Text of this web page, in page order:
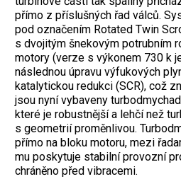
přímo z příslušných řad válců.
pod označením Rotated Twin
s dvojitým šnekovým potrubním
motory (verze s výkonem 730 k
následnou úpravu výfukových
katalytickou redukci (SCR), což
jsou nyní vybaveny
které je robustnější a lehčí než
s geometrií proměnlivou.
přímo na bloku motoru, mezi
mu poskytuje stabilní provozní
chráněno před vibracemi.